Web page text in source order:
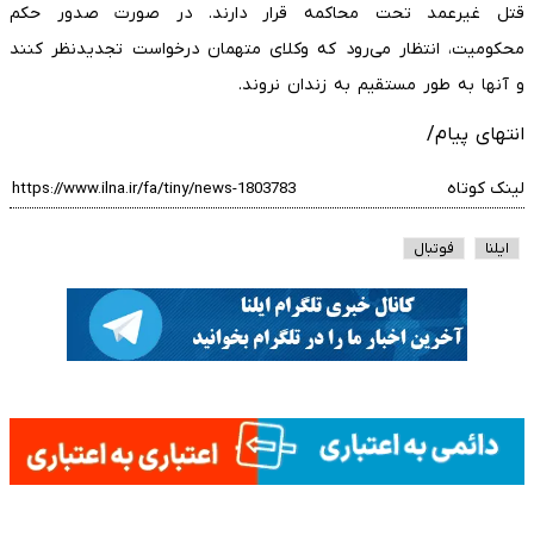
قتل غیرعمد تحت محاکمه قرار دارند. در صورت صدور حکم
محکومیت، انتظار می‌رود که وکلای متهمان درخواست تجدیدنظر کنند
و آنها به طور مستقیم به زندان نروند.
انتهای پیام/
لینک کوتاه
ایلنا فوتبال